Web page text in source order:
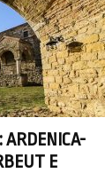
ARDENICA-
E